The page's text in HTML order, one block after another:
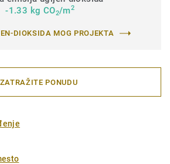
-1.33 kg CO2/m2
DIOKSIDA MOG PROJEKTA
ZATRAŽITE PONUDU